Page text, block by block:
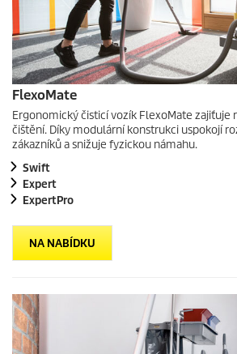
FlexoMate
Ergonomický čisticí vozík FlexoMate zajiťuje
čištění. Díky modulární konstrukci uspokojí
zákazníků a snižuje fyzickou námahu.
Swift
Expert
ExpertPro
NA NABÍDKU